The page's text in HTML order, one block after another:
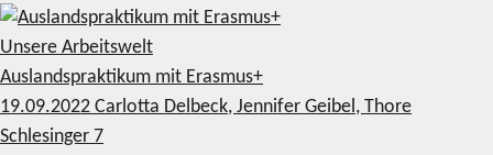
Unsere Arbeitswelt
Auslandspraktikum mit Erasmus+
19.09.2022 Carlotta Delbeck, Jennifer Geibel, Thore
Schlesinger 7